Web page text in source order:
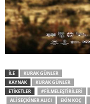
İLE
KURAK GÜNLER
KAYNAK
KURAK GÜNLER
ETİKETLER
#FILMELEŞTIRILERI
ALI SEÇKINER ALICI
EKIN KOÇ